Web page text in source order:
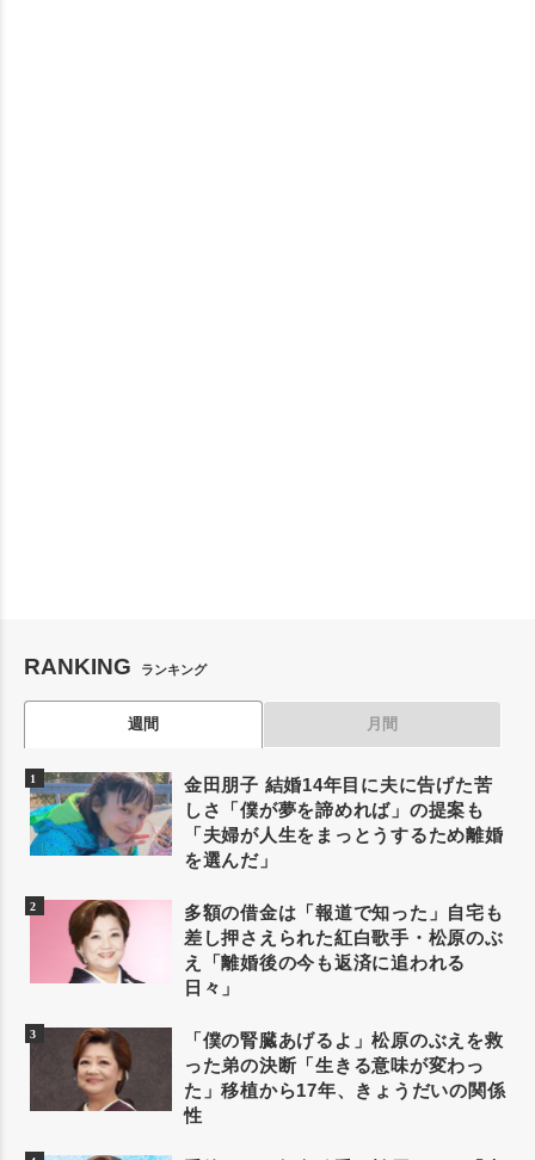
RANKING ランキング
週間 月間
金田朋子 結婚14年目に夫に告げた苦
しさ「僕が夢を諦めれば」の提案も
「夫婦が人生をまっとうするため離婚
を選んだ」
多額の借金は「報道で知った」自宅も
差し押さえられた紅白歌手・松原のぶ
え「離婚後の今も返済に追われる
日々」
「僕の腎臓あげるよ」松原のぶえを救
った弟の決断「生きる意味が変わっ
た」移植から17年、きょうだいの関係
性